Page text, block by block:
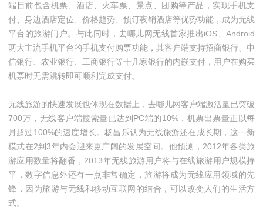
端目前包含机票、酒店、火车票、景点、团购等产品，实现手机支
付、身边酒店定位、价格趋势、预订夜销酒店等优势功能，成为无线
平台的旅游门户。与此同时，去哪儿网无线首家推出iOS、Android
两大主流手机平台的手机支付购票功能，其客户端支持招商银行、中
信银行、农业银行、工商银行等十几家银行的内嵌支付，用户在购买
机票时无需跳转即可顺利完成支付。
无线旅游的快速发展也体现在数据上，去哪儿网客户端激活量已突破
700万，无线客户端搜索量已达到PC端的10%，机票出票量正以每
月超过100%的速度增长。杨昌乐认为无线旅游还在成长期，这一新
模式在2到3年内会迎来更广阔的发展空间。他预测，2012年各类旅
游应用数量将翻番，2013年无线旅游用户将与在线旅游用户规模持
平，数字信息外还有一点非常确定，旅游将成为无线应用领域的先
锋，因为旅游与无线和移动互联网的结合，可以改变人们的生活方
式。